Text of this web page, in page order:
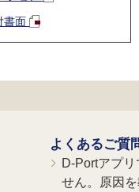
書面
よくあるご質
D-Portアプ
せん。原因